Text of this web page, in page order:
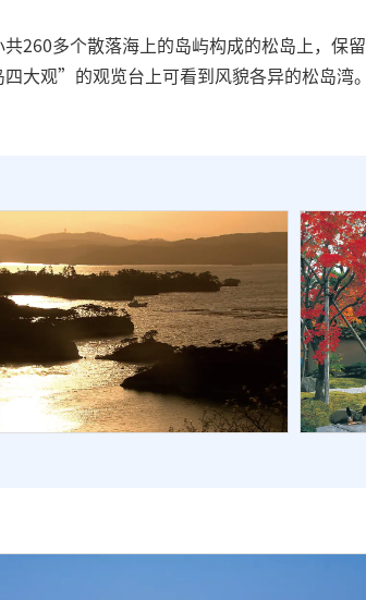
共260多个散落海上的岛屿构成的松岛上，保
大观”的观览台上可看到风貌各异的松岛湾。